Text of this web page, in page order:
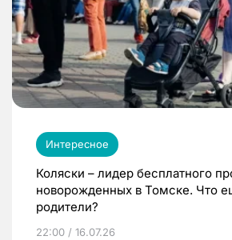
Интересное
Коляски – лидер бесплатного
новорожденных в Томске. Что
родители?
22:00 / 16.07.26